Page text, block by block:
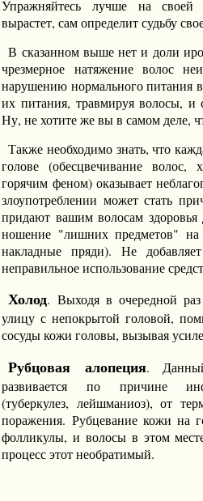
Упражняйтесь лучше на своей
вырастет, сам определит судьбу
В сказанном выше нет и доли
чрезмерное натяжение волос
нарушению нормального питания
их питания, травмируя волосы, и
Ну, не хотите же вы в самом деле,
Также необходимо знать, что
голове (обесцвечивание волос,
горячим феном) оказывает
злоупотреблении может стать
придают вашим волосам здоровья
ношение "лишних предметов"
накладные пряди). Не
неправильное использование
Холод. Выходя в очередной
улицу с непокрытой головой,
сосуды кожи головы, вызывая
Рубцовая алопеция.
развивается по причине
(туберкулез, лейшманиоз), от
поражения. Рубцевание кожи на
фолликулы, и волосы в этом
процесс этот необратимый.